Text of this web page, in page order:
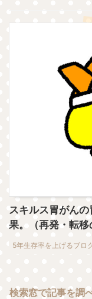
スキルス胃がん
果。（再発・転移
5年生存率を上げるブロ
検索窓で記事を調